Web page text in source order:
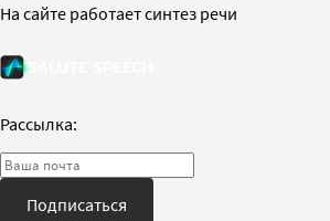
На сайте работает синтез речи
Рассылка:
Подписаться